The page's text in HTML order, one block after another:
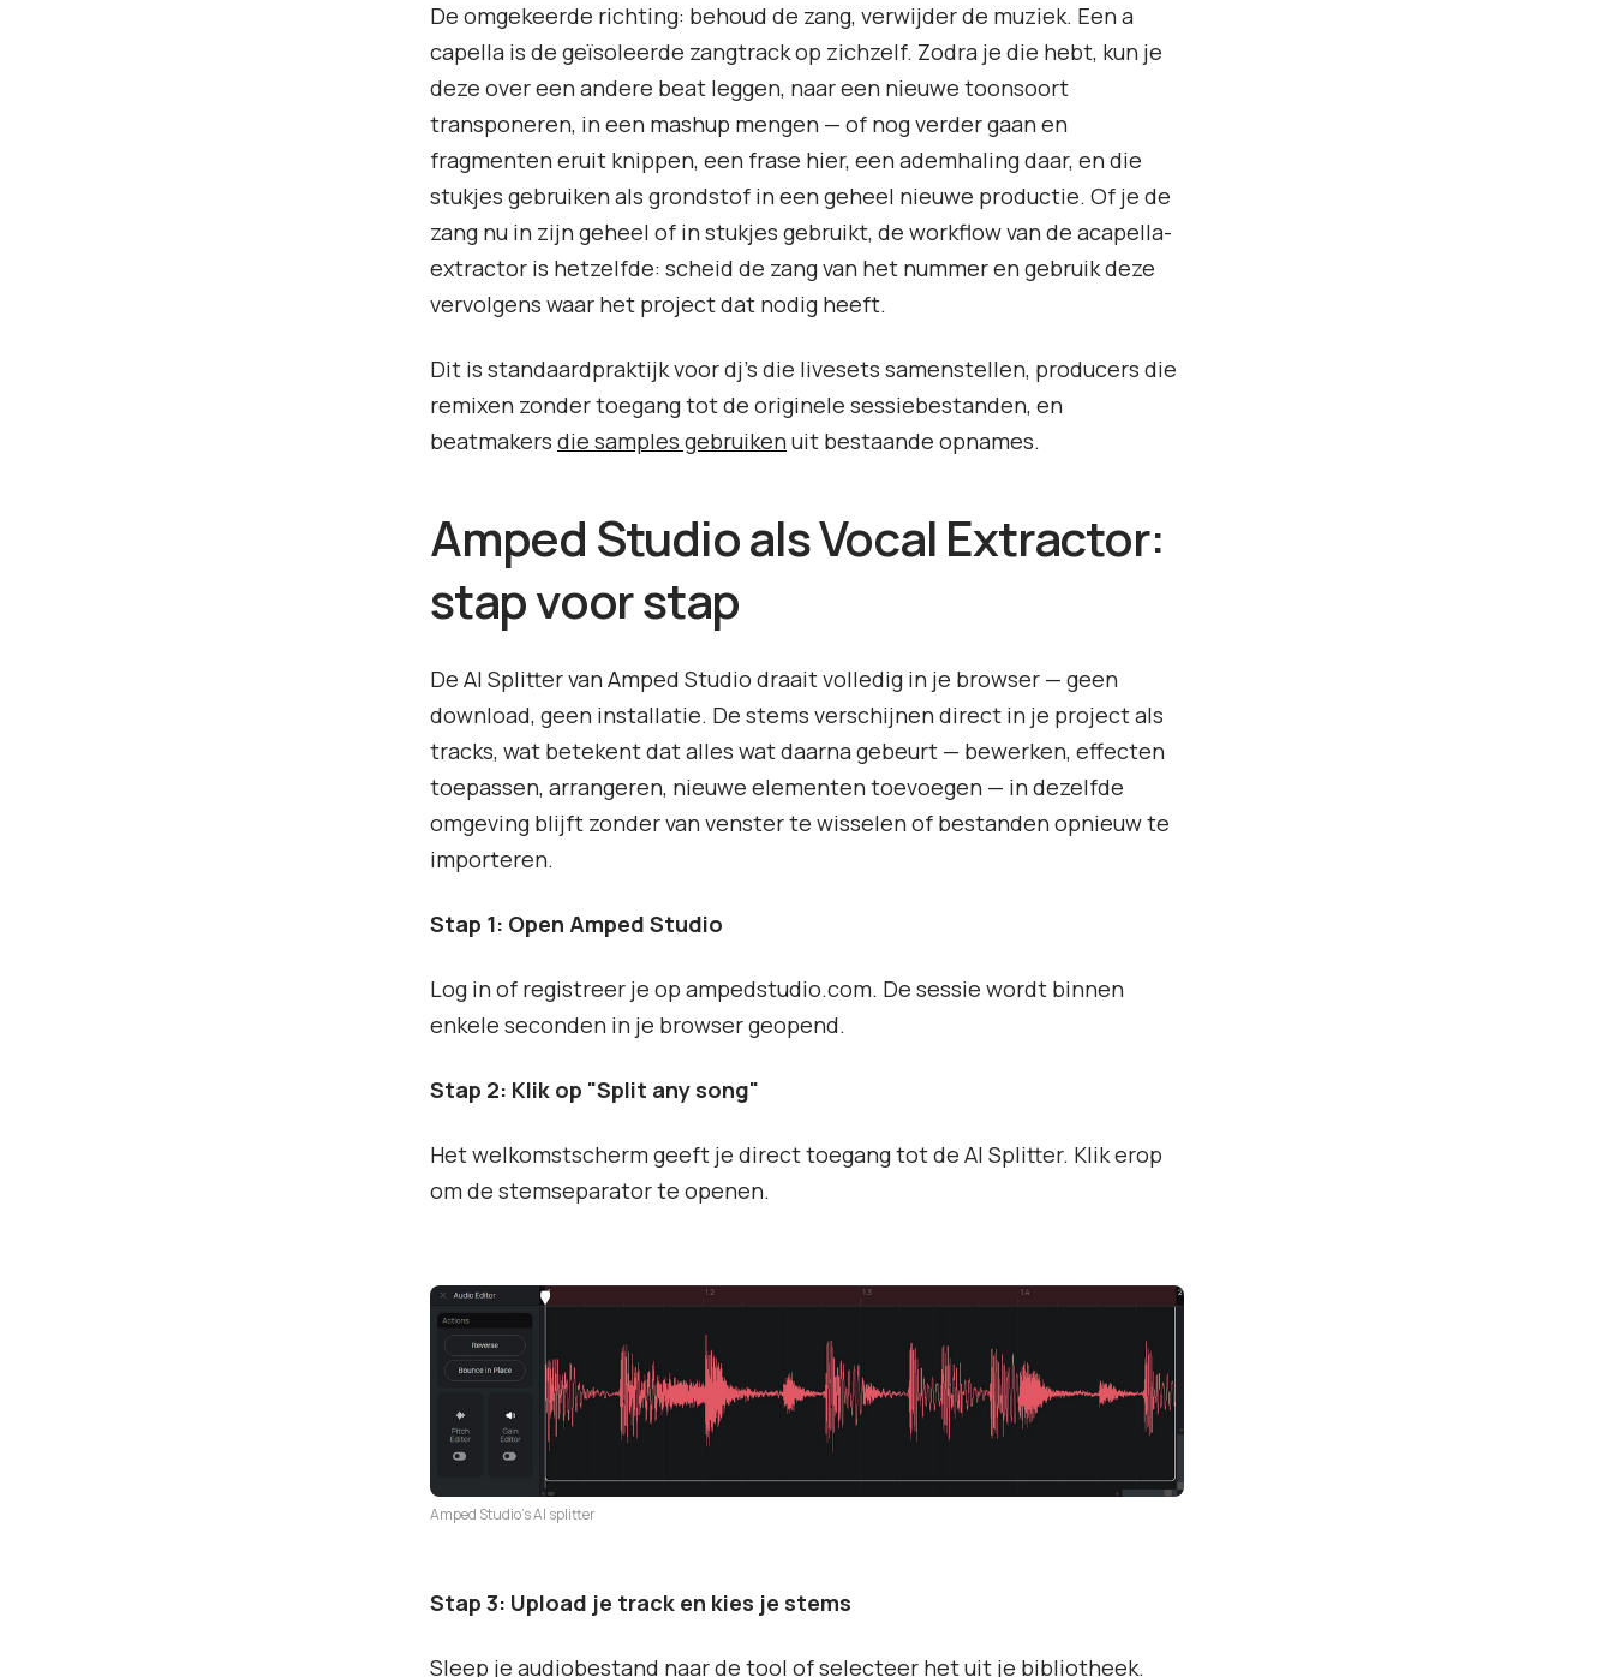
De omgekeerde richting: behoud de zang, verwijder de muziek. Een a
capella is de geïsoleerde zangtrack op zichzelf. Zodra je die hebt, kun je
deze over een andere beat leggen, naar een nieuwe toonsoort
transponeren, in een mashup mengen — of nog verder gaan en
fragmenten eruit knippen, een frase hier, een ademhaling daar, en die
stukjes gebruiken als grondstof in een geheel nieuwe productie. Of je de
zang nu in zijn geheel of in stukjes gebruikt, de workflow van de acapella-
extractor is hetzelfde: scheid de zang van het nummer en gebruik deze
vervolgens waar het project dat nodig heeft.
Dit is standaardpraktijk voor dj's die livesets samenstellen, producers die
remixen zonder toegang tot de originele sessiebestanden, en
beatmakers die samples gebruikenuit bestaande opnames.
Amped Studio als Vocal Extractor:
stap voor stap
De AI Splitter van Amped Studio draait volledig in je browser — geen
download, geen installatie. De stems verschijnen direct in je project als
tracks, wat betekent dat alles wat daarna gebeurt — bewerken, effecten
toepassen, arrangeren, nieuwe elementen toevoegen — in dezelfde
omgeving blijft zonder van venster te wisselen of bestanden opnieuw te
importeren.
Stap 1: Open Amped Studio
Log in of registreer je op ampedstudio.com. De sessie wordt binnen
enkele seconden in je browser geopend.
Stap 2: Klik op "Split any song"
Het welkomstscherm geeft je direct toegang tot de AI Splitter. Klik erop
om de stemseparator te openen.
Amped Studio's AI splitter
Stap 3: Upload je track en kies je stems
Sleep je audiobestand naar de tool of selecteer het uit je bibliotheek.